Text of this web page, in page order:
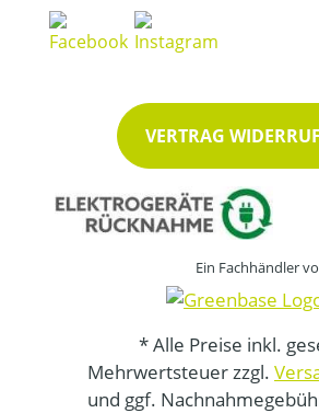
VERTRAG
Ein Fachhändler
* Alle Preise inkl.
Mehrwertsteuer zzgl.
und ggf.